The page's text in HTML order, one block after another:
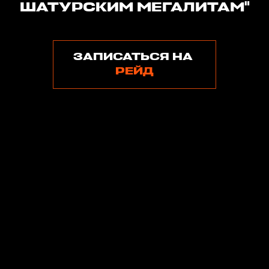
ШАТУРСКИМ МЕГАЛИТАМ"
ЗАПИСАТЬСЯ НА
РЕЙД